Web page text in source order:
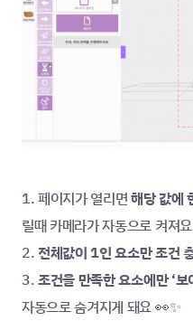
1. 페이지가 열리면 해당 값에
릴때 카메라가 자동으로 켜져
2. 전체값이 1인 요소만 조건
3. 조건을 만족한 요소에만 ‘보
자동으로 숨겨지게 돼요 👀✨